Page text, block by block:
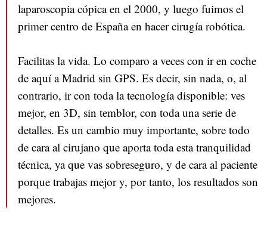
laparoscopia cópica en el 2000, y luego fuimos el
primer centro de España en hacer cirugía robótica.
Facilitas la vida. Lo comparo a veces con ir en coche
de aquí a Madrid sin GPS. Es decir, sin nada, o, al
contrario, ir con toda la tecnología disponible: ves
mejor, en 3D, sin temblor, con toda una serie de
detalles. Es un cambio muy importante, sobre todo
de cara al cirujano que aporta toda esta tranquilidad
técnica, ya que vas sobreseguro, y de cara al paciente
porque trabajas mejor y, por tanto, los resultados son
mejores.